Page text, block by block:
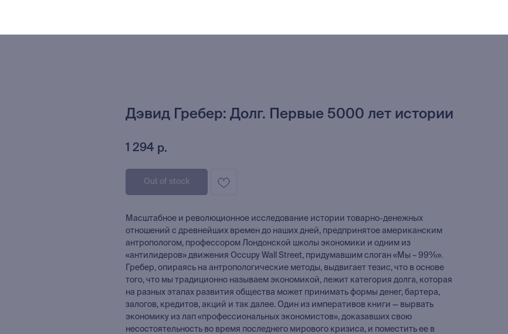
Дэвид Гребер: Долг. Первые 5000 лет истории
1 294 р.
Out of stock
Масштабное и революционное исследование истории товарно-денежных
отношений с древнейших времен до наших дней, предпринятое американским
антропологом, профессором Лондонской школы экономики и одним из
«антилидеров» движения Occupy Wall Street, придумавшим слоган «Мы – 99%».
Гребер, опираясь на антропологические методы, выдвигает тезис, что в основе
того, что мы традиционно называем экономикой, лежит категория долга, которая
на разных этапах развития общества может принимать формы денег, бартера,
залогов, кредитов, акций и так далее. Один из императивов книги — вырвать
экономику из лап «профессиональных экономистов», доказавших свою
несостоятельность во время последнего мирового кризиса, и поместить ее в